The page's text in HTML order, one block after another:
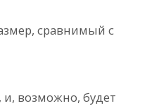
сравнимый с
и, возможно, будет